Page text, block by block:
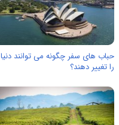
حباب های سفر چگونه می توانند دنیا
را تغییر دهند؟